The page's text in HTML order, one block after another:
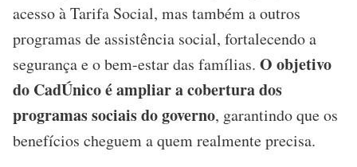
acesso à Tarifa Social, mas também a outros
programas de assistência social, fortalecendo a
segurança e o bem-estar das famílias. O objetivo
do CadÚnico é ampliar a cobertura dos
programas sociais do governo, garantindo que os
benefícios cheguem a quem realmente precisa.